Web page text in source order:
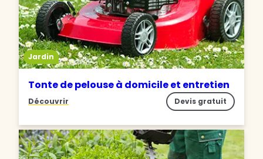
Jardin
Tonte de pelouse à domicile et entretien
Découvrir Devis gratuit